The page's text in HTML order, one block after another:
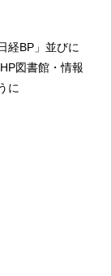
経BP」並びに
図書館・情報
に